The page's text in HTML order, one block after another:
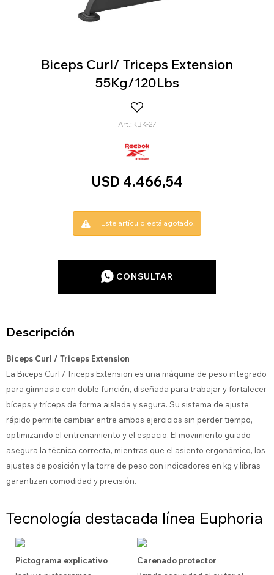
Biceps Curl/ Triceps Extension
55Kg/120Lbs
RBK-27
USD 4.466,54
Este artículo está agotado.
CONSULTAR
Descripción
Biceps Curl / Triceps Extension
La Biceps Curl / Triceps Extension es una máquina de peso integrado
para gimnasio con doble función, diseñada para trabajar y fortalecer
bíceps y tríceps de forma aislada y segura. Su sistema de ajuste
rápido permite cambiar entre ambos ejercicios sin perder tiempo,
optimizando el entrenamiento y el espacio. El movimiento guiado
asegura la técnica correcta, mientras que el asiento ergonómico, los
ajustes de posición y la torre de peso con indicadores en kg y libras
garantizan comodidad y precisión.
Tecnología destacada línea Euphoria
Pictograma explicativo
Carenado protector